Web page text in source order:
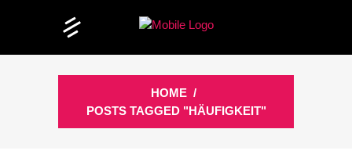
HOME /
POSTS TAGGED "HÄUFIGKEIT"